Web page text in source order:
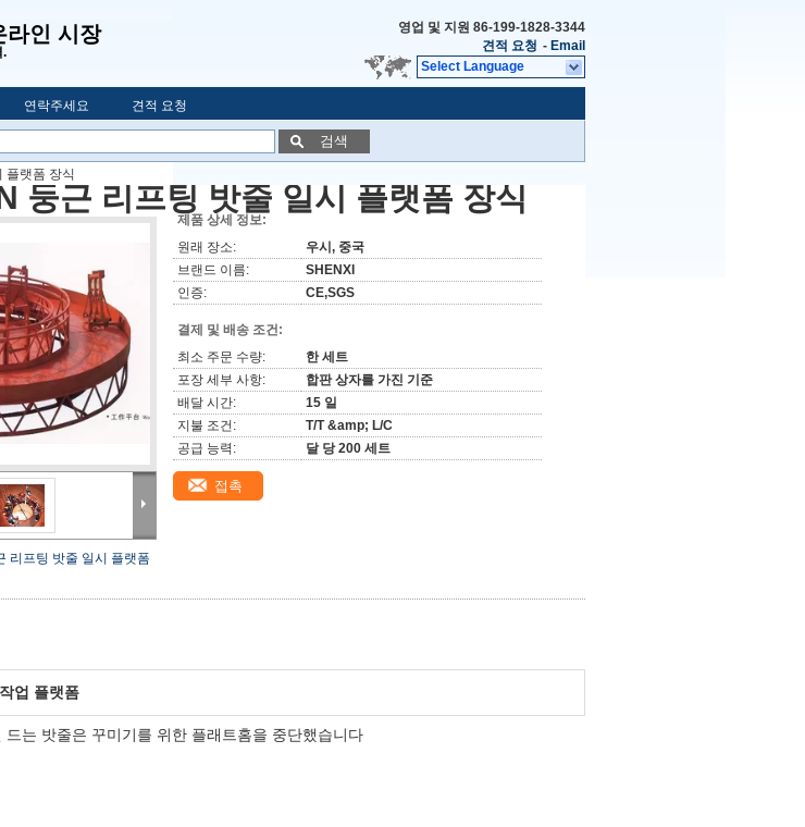
라인 시장
.
영업 및 지원 86-199-1828-3344
견적 요청 - Email
Select Language
연락주세요 견적 요청
검색
플랫폼 장식
둥근 리프팅 밧줄 일시 플랫폼 장식
리프팅 밧줄 일시 플랫폼
제품 상세 정보:
원래 장소:
우시, 중국
브랜드 이름:
SHENXI
인증:
CE,SGS
결제 및 배송 조건:
최소 주문 수량:
한 세트
포장 세부 사항:
합판 상자를 가진 기준
배달 시간:
15 일
지불 조건:
T/T &amp; L/C
공급 능력:
달 당 200 세트
접촉
업 플랫폼
는 밧줄은 꾸미기를 위한 플래트홈을 중단했습니다